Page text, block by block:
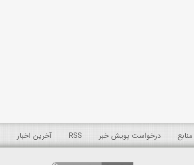
منابع درخواست پویش خبر RSS آخرین اخبار